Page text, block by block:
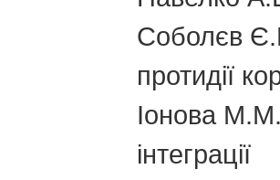
Соболєв
протидії
Іонова М.М.
інтеграції